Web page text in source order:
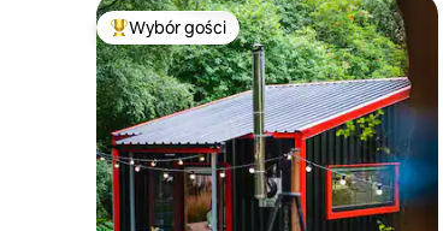
Najpopularniejsze z kategorii Wybór gości
Wybór gości